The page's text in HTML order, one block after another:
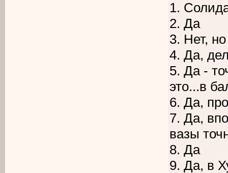
1.
2. Да
3. Нет,
4. Да,
5. Да -
это...в
6. Да,
7. Да,
вазы
8. Да
9. Да, в